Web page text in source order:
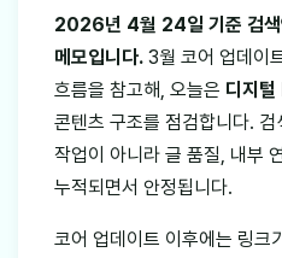
2026년 4월 24일 기준 검색
메모입니다. 3월 코어 업데이
흐름을 참고해, 오늘은 디지털
콘텐츠 구조를 점검합니다.
작업이 아니라 글 품질, 내부
누적되면서 안정됩니다.
코어 업데이트 이후에는 링크